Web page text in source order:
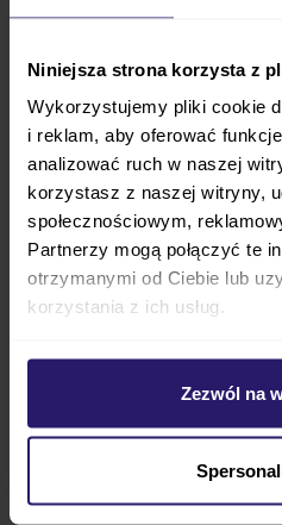
Niniejsza strona korzysta z
Wykorzystujemy pliki cookie
i reklam, aby oferować
analizować ruch w naszej
korzystasz z naszej witryny,
społecznościowym,
Partnerzy mogą połączyć te
otrzymanymi od Ciebie lub
korzystania z ich usług.
Zezwól na
spędzonego na nauce,
wnętrze dodając mu
w wielu polskich domach.
miarę XXI wieku, meble
Ciebie!
Piękny mebel, w
modnym stylu ożywi Twój
zachęcając jego
TIMOORE LOFT PLUS, to
nagrodzony certyfikatem
patronatem Rzecznika